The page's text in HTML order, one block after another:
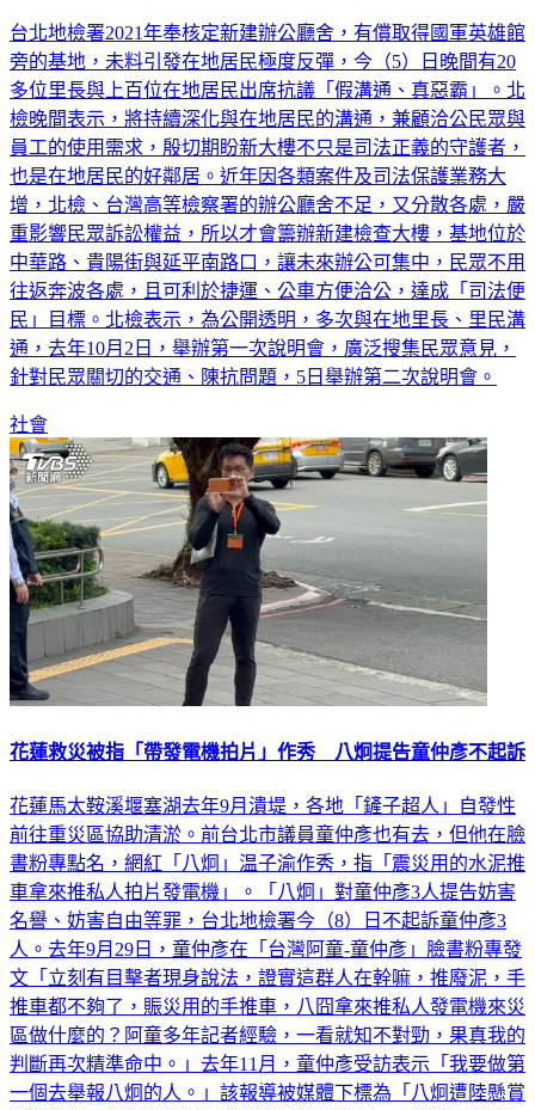
台北地檢署2021年奉核定新建辦公廳舍，有償取得國軍英雄館
旁的基地，未料引發在地居民極度反彈，今（5）日晚間有20
多位里長與上百位在地居民出席抗議「假溝通、真惡霸」。北
檢晚間表示，將持續深化與在地居民的溝通，兼顧洽公民眾與
員工的使用需求，殷切期盼新大樓不只是司法正義的守護者，
也是在地居民的好鄰居。近年因各類案件及司法保護業務大
增，北檢、台灣高等檢察署的辦公廳舍不足，又分散各處，嚴
重影響民眾訴訟權益，所以才會籌辦新建檢查大樓，基地位於
中華路、貴陽街與延平南路口，讓未來辦公可集中，民眾不用
往返奔波各處，且可利於捷運、公車方便洽公，達成「司法便
民」目標。北檢表示，為公開透明，多次與在地里長、里民溝
通，去年10月2日，舉辦第一次說明會，廣泛搜集民眾意見，
針對民眾關切的交通、陳抗問題，5日舉辦第二次說明會。
社會
花蓮救災被指「帶發電機拍片」作秀 八炯提告童仲彥不起訴
花蓮馬太鞍溪堰塞湖去年9月潰堤，各地「鏟子超人」自發性
前往重災區協助清淤。前台北市議員童仲彥也有去，但他在臉
書粉專點名，網紅「八炯」温子渝作秀，指「震災用的水泥推
車拿來推私人拍片發電機」。「八炯」對童仲彥3人提告妨害
名譽、妨害自由等罪，台北地檢署今（8）日不起訴童仲彥3
人。去年9月29日，童仲彥在「台灣阿童-童仲彥」臉書粉專發
文「立刻有目擊者現身說法，證實這群人在幹嘛，推廢泥，手
推車都不夠了，賑災用的手推車，八囧拿來推私人發電機來災
區做什麼的？阿童多年記者經驗，一看就知不對勁，果真我的
判斷再次精準命中。」去年11月，童仲彥受訪表示「我要做第
一個去舉報八炯的人。」該報導被媒體下標為「八炯遭陸懸賞